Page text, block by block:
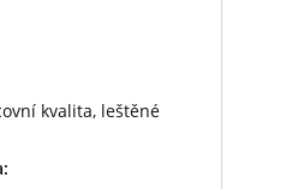
kvalita, leštěné